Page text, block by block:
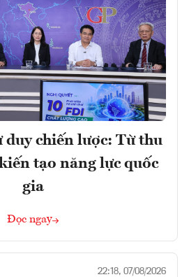
duy chiến lược: Từ thu
tạo năng lực quốc
gia
Đọc ngay
22:18, 07/08/2026